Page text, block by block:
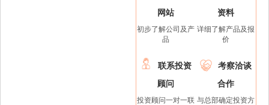
网站
初步了解公司及产
品
资料
详细了解产品及报
价

联系投资
顾问
投资顾问一对一联

考察洽谈
合作
与总部确定投资方